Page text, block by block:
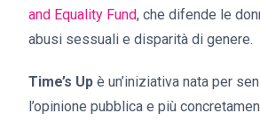
and Equality Fund, che difende le
abusi sessuali e disparità di genere.
Time’s Up è un’iniziativa nata per
l’opinione pubblica e più